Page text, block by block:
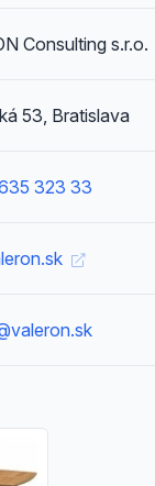
Consulting s.r.o.
53, Bratislava
323 33